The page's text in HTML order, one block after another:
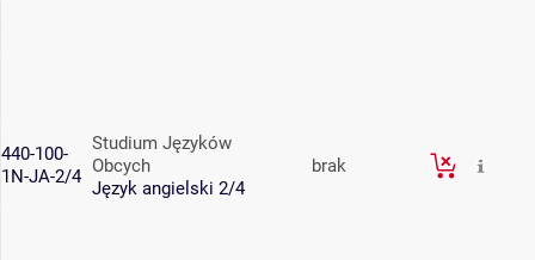
440-100-
1N-JA-2/4
Studium Języków
Obcych
Język angielski 2/4
brak